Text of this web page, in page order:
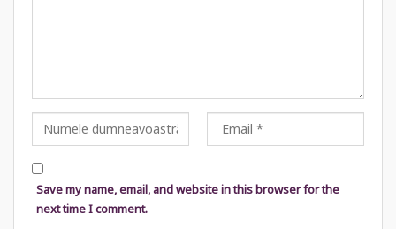
Save my name, email, and website in this browser for the
next time I comment.